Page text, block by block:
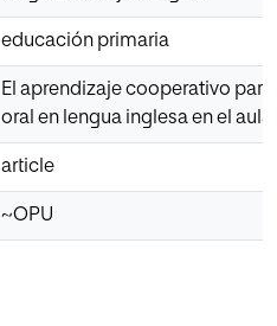
educación primaria
El aprendizaje cooperativo
oral en lengua inglesa en el
article
~OPU